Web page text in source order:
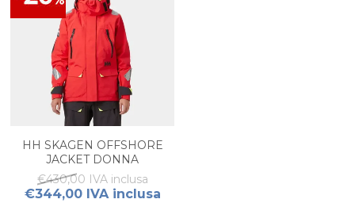
HH SKAGEN OFFSHORE
JACKET DONNA
€430,00 IVA inclusa
€344,00 IVA inclusa